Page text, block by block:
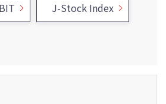
J-Stock Index